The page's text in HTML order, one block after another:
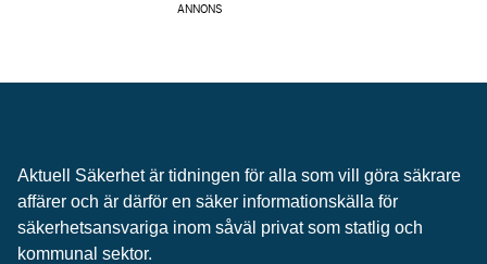
ANNONS
Aktuell Säkerhet är tidningen för alla som vill göra säkrare
affärer och är därför en säker informationskälla för
säkerhets­ansvariga inom såväl privat som statlig och
kommunal sektor.